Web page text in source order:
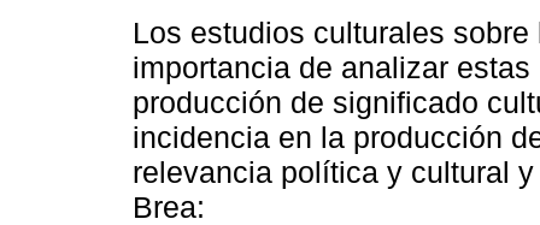
Los estudios culturales
importancia de analizar
producción de significado
incidencia en la producción
relevancia política y cultural
Brea: